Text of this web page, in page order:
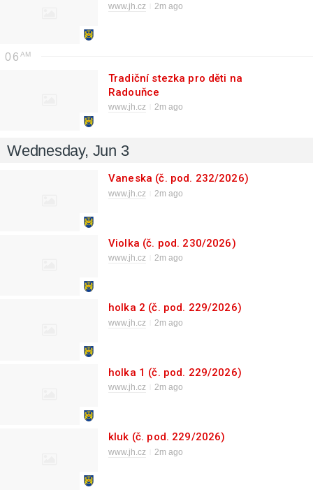
www.jh.cz 2m ago
06
Tradiční stezka pro děti na
Radouňce
www.jh.cz 2m ago
Wednesday, Jun 3
Vaneska (č. pod. 232/2026)
www.jh.cz 2m ago
Violka (č. pod. 230/2026)
www.jh.cz 2m ago
holka 2 (č. pod. 229/2026)
www.jh.cz 2m ago
holka 1 (č. pod. 229/2026)
www.jh.cz 2m ago
kluk (č. pod. 229/2026)
www.jh.cz 2m ago